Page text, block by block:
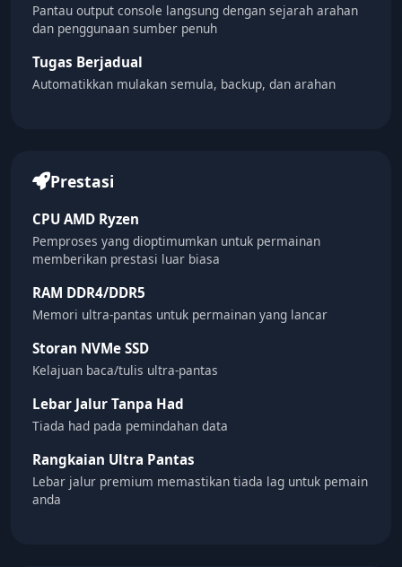
Pantau output console langsung dengan sejarah arahan
dan penggunaan sumber penuh
Tugas Berjadual
Automatikkan mulakan semula, backup, dan arahan
Prestasi
CPU AMD Ryzen
Pemproses yang dioptimumkan untuk permainan
memberikan prestasi luar biasa
RAM DDR4/DDR5
Memori ultra-pantas untuk permainan yang lancar
Storan NVMe SSD
Kelajuan baca/tulis ultra-pantas
Lebar Jalur Tanpa Had
Tiada had pada pemindahan data
Rangkaian Ultra Pantas
Lebar jalur premium memastikan tiada lag untuk pemain
anda